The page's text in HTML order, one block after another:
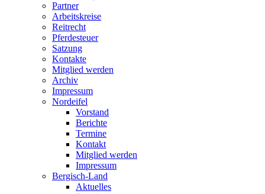
Partner
Arbeitskreise
Reitrecht
Pferdesteuer
Satzung
Kontakte
Mitglied werden
Archiv
Impressum
Nordeifel
Vorstand
Berichte
Termine
Kontakt
Mitglied werden
Impressum
Bergisch-Land
Aktuelles